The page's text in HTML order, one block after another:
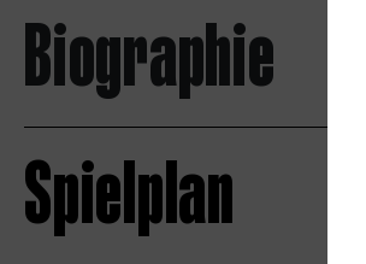
Biographie
Spielplan